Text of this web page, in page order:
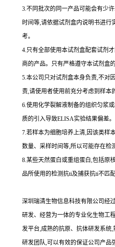
3.不同批次的同一产品可能会有少
时间等,请依据试剂盒内说明书进行
考。
4.只有全部使用本试剂盒配套试剂
商的产品。只有严格遵守本试剂盒
5.本公司只对试剂盒本身负责,不对
责,请使用者使用前充分考虑到样本
6.使用化学裂解液制备的组织匀浆
质的引入导致ELISA实验结果偏差。
7.若样本为细胞培养上清,因该类样
数量、采样时间等,所以可能存在检
8.某些天然蛋白或重组蛋白,包括原
品所使用的检测抗ti及捕获抗ti不匹
深圳瑞清生物信息科技有限公司经
研发、经营为一体的专业化生物工
发平台,成熟的抗原、抗体研发系统
研发团队,可以有效的保证公司产品